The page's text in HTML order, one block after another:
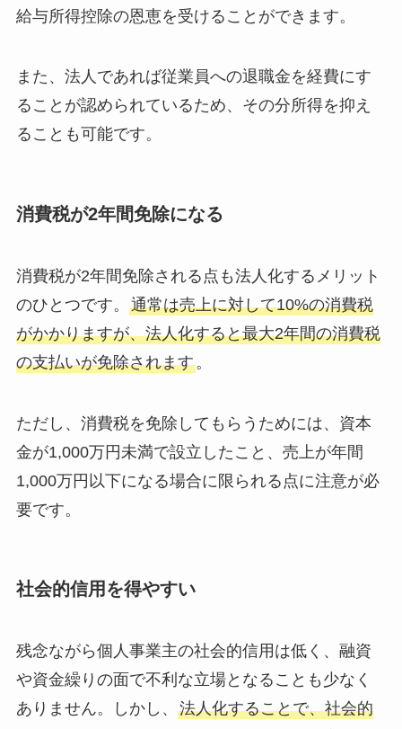
給与所得控除の恩恵を受けることができます。
また、法人であれば従業員への退職金を経費にす
ることが認められているため、その分所得を抑え
ることも可能です。
消費税が2年間免除になる
消費税が2年間免除される点も法人化するメリット
のひとつです。 通常は売上に対して10%の消費税
がかかりますが、法人化すると最大2年間の消費税
の支払いが免除されます。
ただし、消費税を免除してもらうためには、資本
金が1,000万円未満で設立したこと、売上が年間
1,000万円以下になる場合に限られる点に注意が必
要です。
社会的信用を得やすい
残念ながら個人事業主の社会的信用は低く、融資
や資金繰りの面で不利な立場となることも少なく
ありません。しかし、 法人化することで、社会的